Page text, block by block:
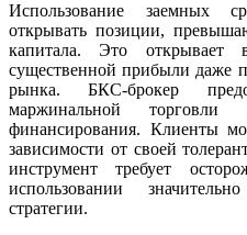
Использование заемных
открывать позиции,
капитала. Это открывает
существенной прибыли даже
рынка. БКС-брокер
маржинальной
финансирования. Клиенты
зависимости от своей
инструмент требует
использовании
стратегии.